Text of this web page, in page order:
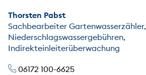
Thorsten Pabst
Sachbearbeiter Gartenwasserzähler,
Niederschlagswassergebühren,
Indirekteinleiterüberwachung
06172 100-6625